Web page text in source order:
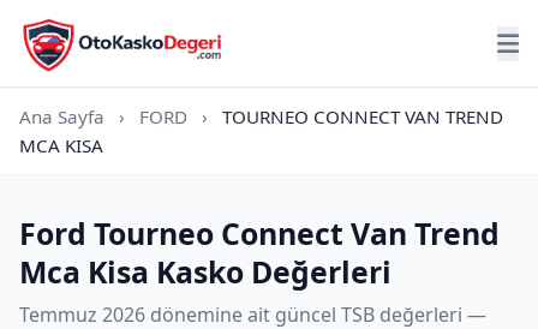
Ana Sayfa › FORD ›
TOURNEO CONNECT VAN TREND
MCA KISA
Ford Tourneo Connect Van Trend
Mca Kisa Kasko Değerleri
Temmuz 2026 dönemine ait güncel TSB değerleri —